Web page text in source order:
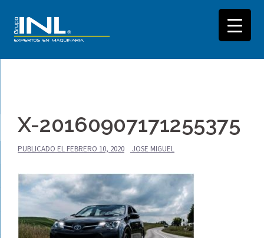
contenido
X-20160907171255375
PUBLICADO EL FEBRERO 10, 2020 JOSE MIGUEL